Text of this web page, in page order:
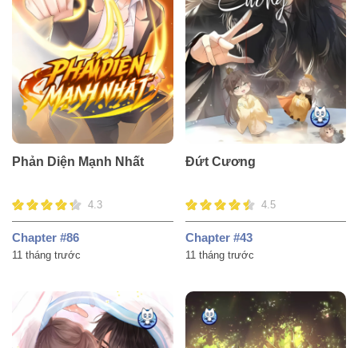
Phản Diện Mạnh Nhất
4.3
Chapter #86
11 tháng trước
Đứt Cương
4.5
Chapter #43
11 tháng trước